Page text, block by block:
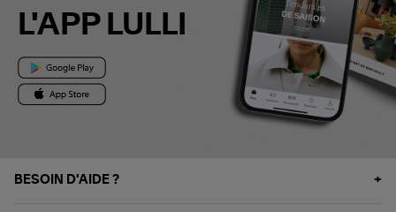
L'APP LULLI
BESOIN D'AIDE ?